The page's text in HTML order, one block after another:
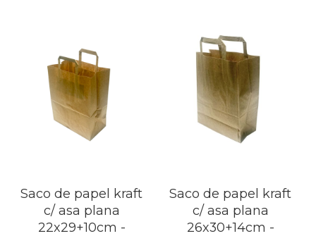
Saco de papel kraft
c/ asa plana
22x29+10cm -
Saco de papel kraft
c/ asa plana
26x30+14cm -